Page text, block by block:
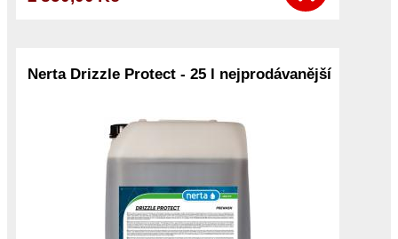
Nerta Drizzle Protect - 25 l nejprodávanější